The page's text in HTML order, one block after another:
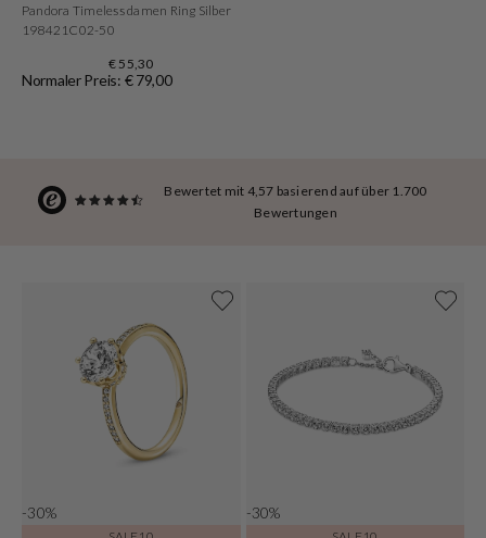
Bewertet mit 4,57 basierend auf über 1.700
Bewertungen
Pandora Timeless damen Ring Silber
198421C02-50
€ 55,30
Normaler Preis: € 79,00
-30% -30%